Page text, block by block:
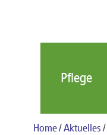
Pflege
Home Aktuelles